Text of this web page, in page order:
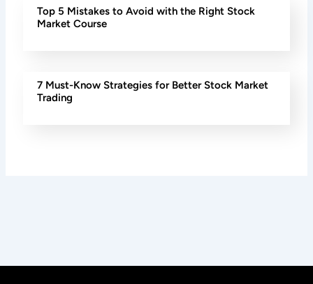
Top 5 Mistakes to Avoid with the Right Stock
Market Course
7 Must-Know Strategies for Better Stock Market
Trading